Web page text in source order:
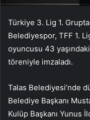
Türkiye 3. Lig 1.
Belediyespor, TFF 1.
oyuncusu 43
töreniyle imzaladı.
Talas Belediyesi’nde
Belediye Başkanı
Kulüp Başkanı Yunus